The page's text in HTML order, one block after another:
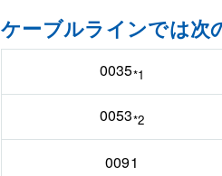
ケーブルラインでは次
0035*1
0053*2
0091